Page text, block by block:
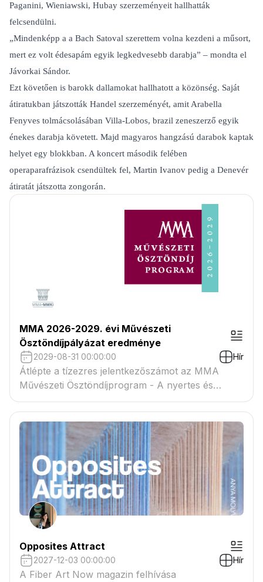
Paganini, Wieniawski, Hubay szerzeményeit hallhatták
felcsendülni.
„Mindenképp a a Bach Satoval szerettem volna kezdeni a műsort,
mert ez volt édesapám egyik legkedvesebb darabja” – mondta el
Jávorkai Sándor.
Ezt követően is barokk dallamokat hallhatott a közönség. Saját
átiratukban játszották Handel szerzeményét, amit Arabella
Fenyves tolmácsolásában Villa-Lobos, brazil zeneszerző egyik
énekes darabja követett. Majd magyaros hangzású darabok kaptak
helyet egy blokkban. A koncert második felében
operaparafrázisok csendültek fel, Martin Ivanov pedig a Denevér
átiratát játszotta zongorán.
MMA 2026-2029. évi Művészeti
Ösztöndíjpályázat eredménye
2029-08-31 00:00:00 Hír
Átlépte a tízezres jelentkezőszámot az MMA
Művészeti Ösztöndíjprogram - A nyertes és
tartaléklistás pályázók névsora megtekinthető a
csatolmányban
Opposites Attract
2027-12-03 00:00:00 Hír
A Fiber Art Now magazin felhívása